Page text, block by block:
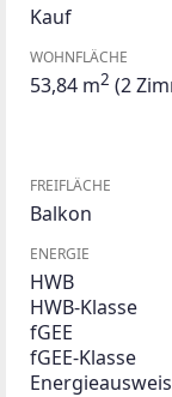
Kauf
WOHNFLÄCHE
53,84 m2 (2
FREIFLÄCHE
Balkon
ENERGIE
HWB
HWB-Klasse
fGEE
fGEE-Klasse